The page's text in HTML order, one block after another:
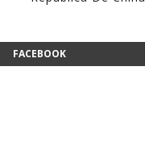
FACEBOOK